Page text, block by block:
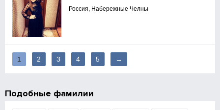
Россия, Набережные Челны
1 2 3 4 5 →
Подобные фамилии